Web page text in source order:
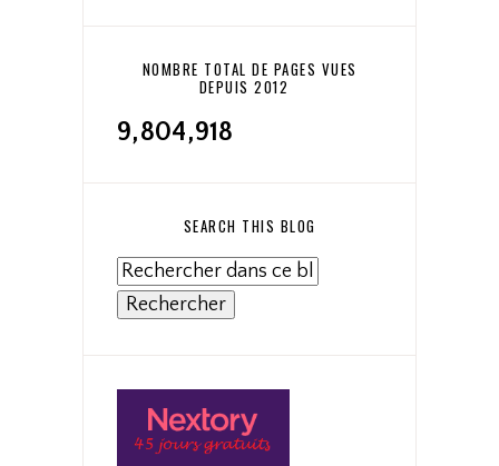
NOMBRE TOTAL DE PAGES VUES
DEPUIS 2012
9,804,918
SEARCH THIS BLOG